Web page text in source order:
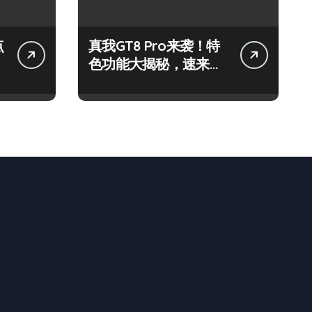
真我GT8 Pro来袭！特
色功能大揭秘，速来围